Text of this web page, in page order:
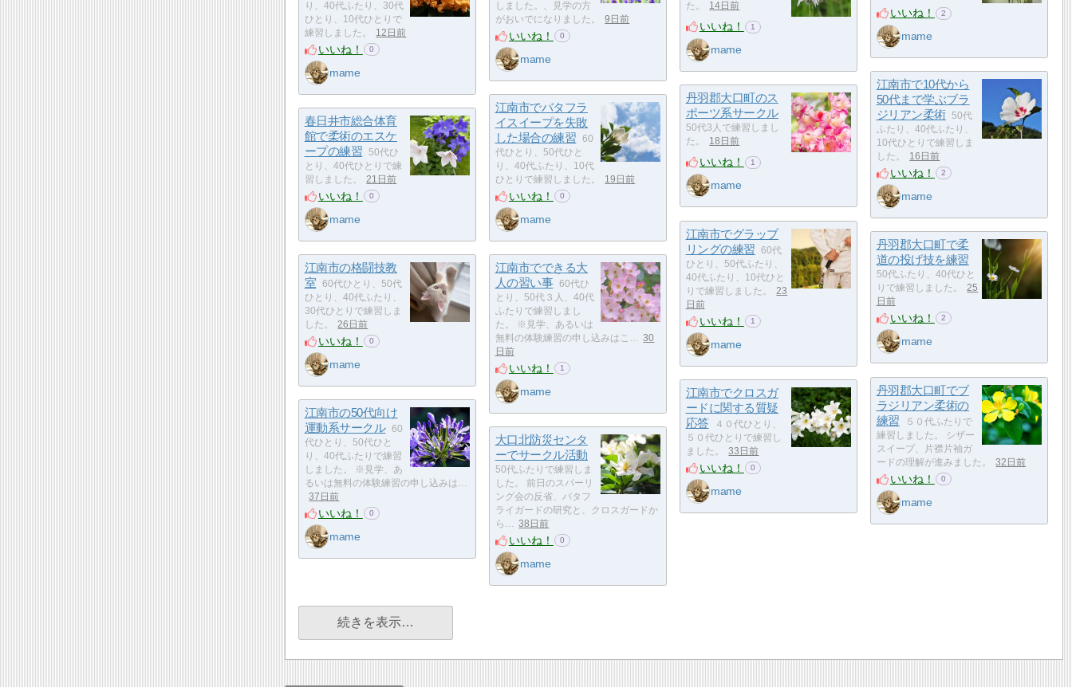
しました。、見学の方
がおいでになりました。
9日前
いいね！ 0
mame
いいね！ 2
mame
り、40代ふたり、30代
ひとり、10代ひとりで
練習しました。
12日前
いいね！ 0
mame
た。
14日前
いいね！ 1
mame
江南市で10代から
50代まで学ぶブラ
ジリアン柔術
50代
ふたり、40代ふたり、
10代ひとりで練習しま
した。
16日前
いいね！ 2
mame
丹羽郡大口町のス
ポーツ系サークル
50代3人で練習しまし
た。
18日前
いいね！ 1
mame
江南市でバタフラ
イスイープを失敗
した場合の練習
60
代ひとり、50代ひと
り、40代ふたり、10代
ひとりで練習しました。
19日前
いいね！ 0
mame
春日井市総合体育
館で柔術のエスケ
ープの練習
50代ひ
とり、40代ひとりで練
習しました。
21日前
いいね！ 0
mame
江南市でグラップ
リングの練習
60代
ひとり、50代ふたり、
40代ふたり、10代ひと
りで練習しました。
23
日前
いいね！ 1
mame
丹羽郡大口町で柔
道の投げ技を練習
50代ふたり、40代ひと
りで練習しました。
25
日前
いいね！ 2
mame
江南市の格闘技教
室
60代ひとり、50代
ひとり、40代ふたり、
30代ひとりで練習しま
した。
26日前
いいね！ 0
mame
江南市でできる大
人の習い事
60代ひ
とり、50代３人、40代
ふたりで練習しまし
た。 ※見学、あるいは
無料の体験練習の申し込みはこ… 30
日前
いいね！ 1
mame
丹羽郡大口町でブ
ラジリアン柔術の
練習
５０代ふたりで
練習しました。 シザー
スイープ、片襟片袖ガ
ードの理解が進みました。
32日前
いいね！ 0
mame
江南市でクロスガ
ードに関する質疑
応答
４０代ひとり、
５０代ひとりで練習し
ました。
33日前
いいね！ 0
mame
江南市の50代向け
運動系サークル
60
代ひとり、50代ひと
り、40代ふたりで練習
しました。 ※見学、あ
るいは無料の体験練習の申し込みは…
37日前
いいね！ 0
mame
大口北防災センタ
ーでサークル活動
50代ふたりで練習しま
した。 前日のスパーリ
ング会の反省、バタフ
ライガードの研究と、クロスガードか
ら… 38日前
いいね！ 0
mame
続きを表示…